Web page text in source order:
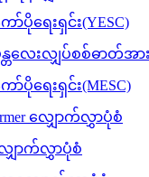
ာ်ပိုရေးရှင်း(YESC)
တလေးလျှပ်စစ်ဓာတ်အား
ာ်ပိုရေးရှင်း(MESC)
လျှောက်လွှာပုံစံ
ောက်လွှာပုံစံ